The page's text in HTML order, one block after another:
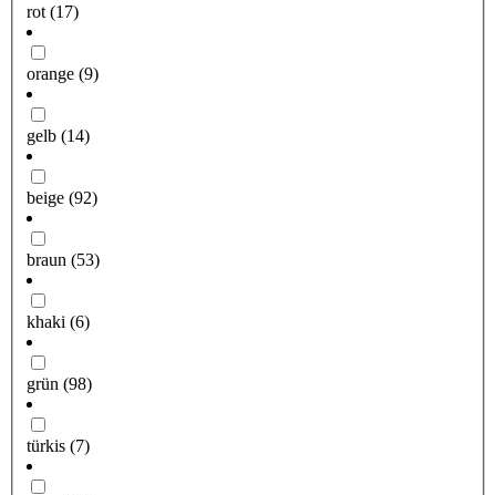
rot (17)
orange (9)
gelb (14)
beige (92)
braun (53)
khaki (6)
grün (98)
türkis (7)